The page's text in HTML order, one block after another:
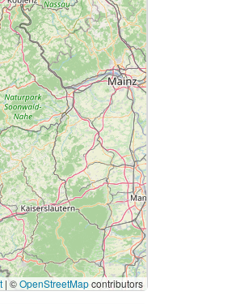
| ©OpenStreetMapcontributors